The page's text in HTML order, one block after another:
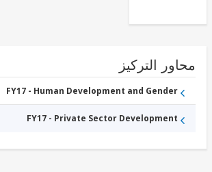
التركيز
FY17 - Human Development and Gender
FY17 - Private Sector Development